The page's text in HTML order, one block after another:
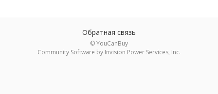
Обратная связь
© YouCanBuy
Community Software by Invision Power Services, Inc.